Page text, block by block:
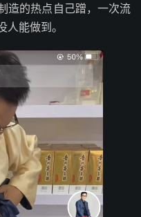
造的热点自己蹭，一次流
人能做到。